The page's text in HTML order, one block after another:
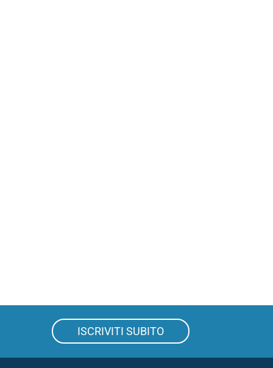
ISCRIVITI SUBITO